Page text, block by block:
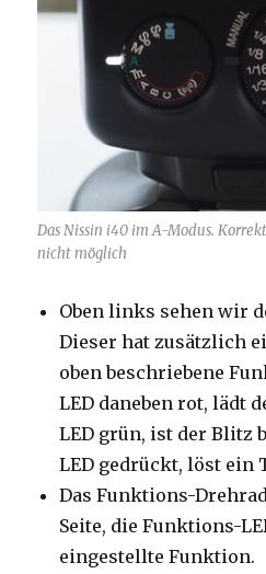
Das Nissin i40 im A-Modus.
nicht möglich
Oben links sehen wir
Dieser hat zusätzlich
oben beschriebene
LED daneben rot, lädt
LED grün, ist der Blitz
LED gedrückt, löst ein
Das Funktions-
Seite, die Funktions-
eingestellte Funktion.